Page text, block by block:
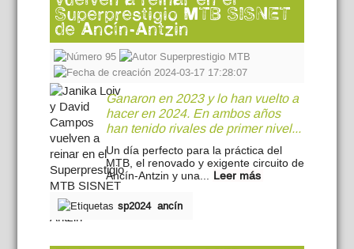
Superprestigio MTB SISNET
de Ancín-Antzin
95
Superprestigio MTB
2024-03-17 17:28:07
Ganaron en 2023 y lo han vuelto a
hacer en 2024. En ambos años
han tenido rivales de primer nivel...
Un día perfecto para la práctica del
MTB, el renovado y exigente circuito de
Ancín-Antzin y una... Leer más
sp2024 ancín